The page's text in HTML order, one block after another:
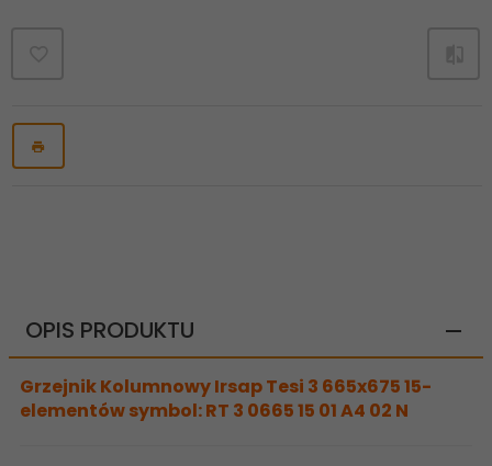
OPIS PRODUKTU
Grzejnik Kolumnowy Irsap Tesi 3 665x675 15-
elementów symbol: RT 3 0665 15 01 A4 02 N